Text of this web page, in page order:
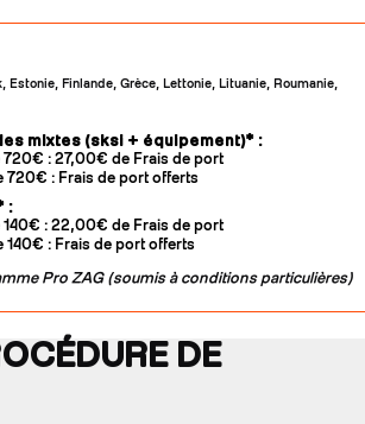
Estonie, Finlande, Grèce, Lettonie, Lituanie, Roumanie,
mixtes (sksi + équipement)* :
: 27,00€ de Frais de port
720€ : Frais de port offerts
:
: 22,00€ de Frais de port
140€ : Frais de port offerts
Pro ZAG (soumis à conditions particulières)
DE